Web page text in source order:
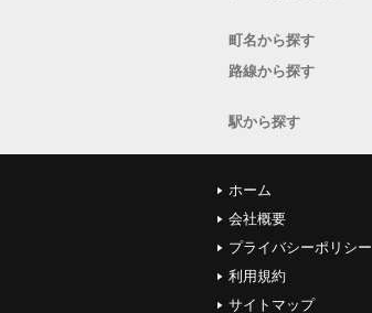
町名から探す
路線から探す
駅から探す
ホーム
会社概要
プライバシーポリシー
利用規約
サイトマップ